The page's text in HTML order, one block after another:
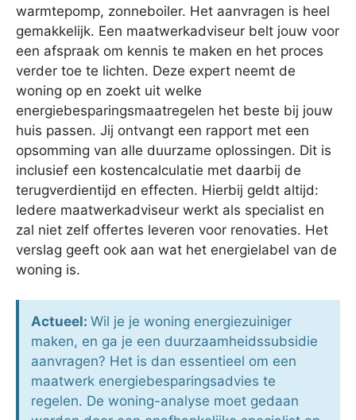
warmtepomp, zonneboiler. Het aanvragen is heel
gemakkelijk. Een maatwerkadviseur belt jouw voor
een afspraak om kennis te maken en het proces
verder toe te lichten. Deze expert neemt de
woning op en zoekt uit welke
energiebesparingsmaatregelen het beste bij jouw
huis passen. Jij ontvangt een rapport met een
opsomming van alle duurzame oplossingen. Dit is
inclusief een kostencalculatie met daarbij de
terugverdientijd en effecten. Hierbij geldt altijd:
Iedere maatwerkadviseur werkt als specialist en
zal niet zelf offertes leveren voor renovaties. Het
verslag geeft ook aan wat het energielabel van de
woning is.
Actueel: Wil je je woning energiezuiniger
maken, en ga je een duurzaamheidssubsidie
aanvragen? Het is dan essentieel om een
maatwerk energiebesparingsadvies te
regelen. De woning-analyse moet gedaan